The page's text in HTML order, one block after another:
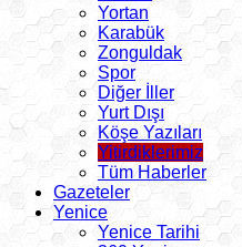
Yortan
Karabük
Zonguldak
Spor
Diğer İller
Yurt Dışı
Köşe Yazıları
Yitirdiklerimiz
Tüm Haberler
Gazeteler
Yenice
Yenice Tarihi